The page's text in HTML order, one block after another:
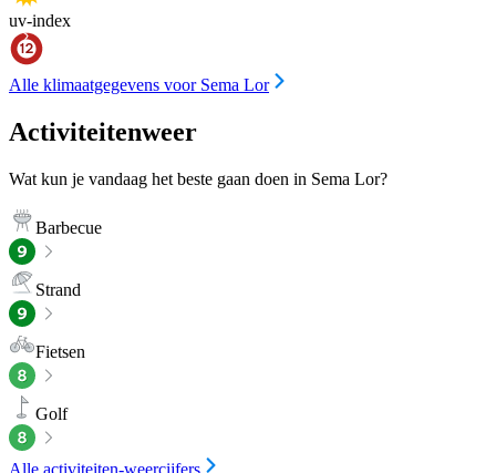
uv-index
Alle klimaatgegevens voor Sema Lor
Activiteitenweer
Wat kun je vandaag het beste gaan doen in Sema Lor?
Barbecue
Strand
Fietsen
Golf
Alle activiteiten-weercijfers